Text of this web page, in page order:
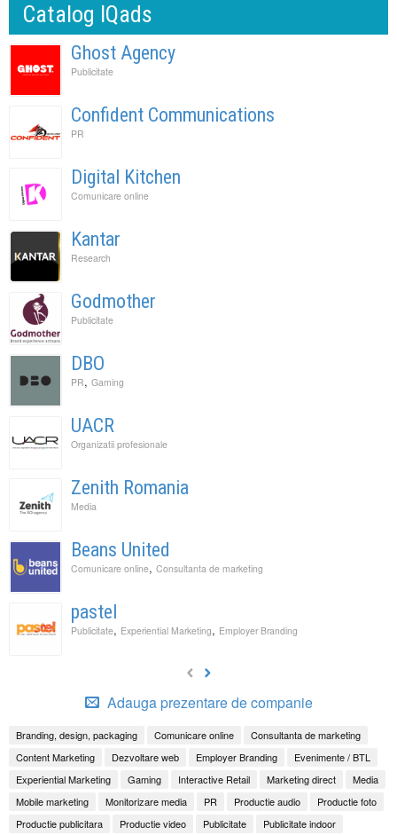
Catalog IQads
Ghost Agency
Publicitate
Confident Communications
PR
Digital Kitchen
Comunicare online
Kantar
Research
Godmother
Publicitate
DBO
PR, Gaming
UACR
Organizatii profesionale
Zenith Romania
Media
Beans United
Comunicare online, Consultanta de marketing
pastel
Publicitate, Experiential Marketing, Employer Branding
Adauga prezentare de companie
Branding, design, packaging Comunicare online
Consultanta de marketing
Content Marketing
Dezvoltare web Employer Branding
Evenimente / BTL
Experiential Marketing
Gaming Interactive Retail Marketing direct
Media
Mobile marketing
Monitorizare media PR Productie audio
Productie foto
Productie publicitara
Productie video Publicitate Publicitate indoor